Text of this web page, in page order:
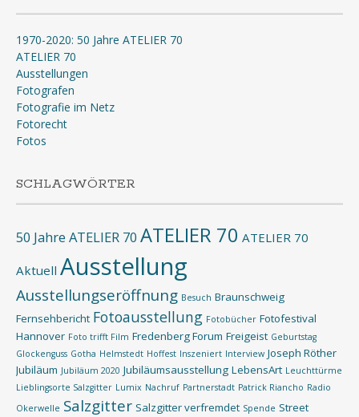
1970-2020: 50 Jahre ATELIER 70
ATELIER 70
Ausstellungen
Fotografen
Fotografie im Netz
Fotorecht
Fotos
SCHLAGWÖRTER
50 Jahre ATELIER 70 ATELIER 70 ATELIER 70
Aktuell Ausstellung
Ausstellungseröffnung Besuch Braunschweig
Fernsehbericht Fotoausstellung Fotobücher Fotofestival
Hannover Foto trifft Film Fredenberg Forum Freigeist Geburtstag
Glockenguss Gotha Helmstedt Hoffest Inszeniert Interview Joseph Röther
Jubiläum Jubiläum 2020 Jubiläumsausstellung LebensArt Leuchttürme
Lieblingsorte Salzgitter Lumix Nachruf Partnerstadt Patrick Riancho Radio
Okerwelle Salzgitter Salzgitter verfremdet Spende Street